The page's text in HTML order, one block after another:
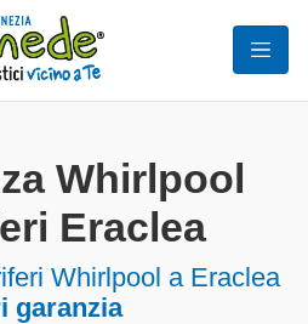
Whirlpool
Eraclea
Whirlpool a Eraclea
garanzia